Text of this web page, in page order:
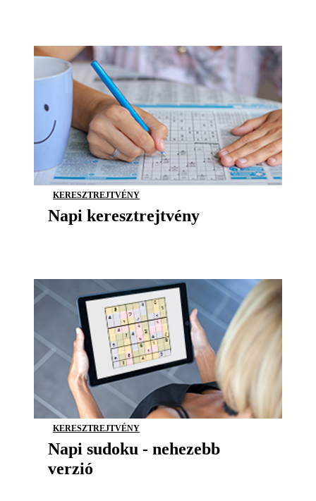
KERESZTREJTVÉNY
Napi keresztrejtvény
KERESZTREJTVÉNY
Napi sudoku - nehezebb
verzió